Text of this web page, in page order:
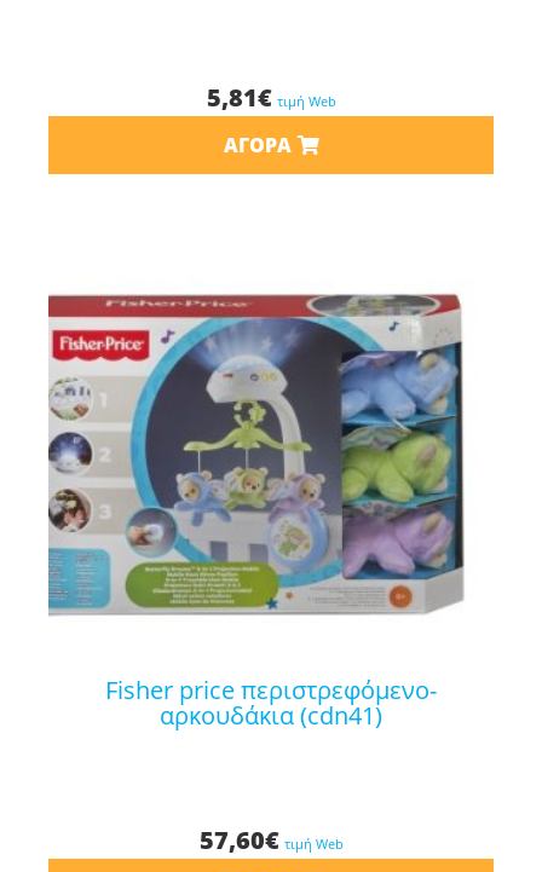
5,81€ τιμή Web
ΑΓΟΡΆ
fisher price περιστρεφόμενο-
αρκουδάκια (cdn41)
57,60€ τιμή Web